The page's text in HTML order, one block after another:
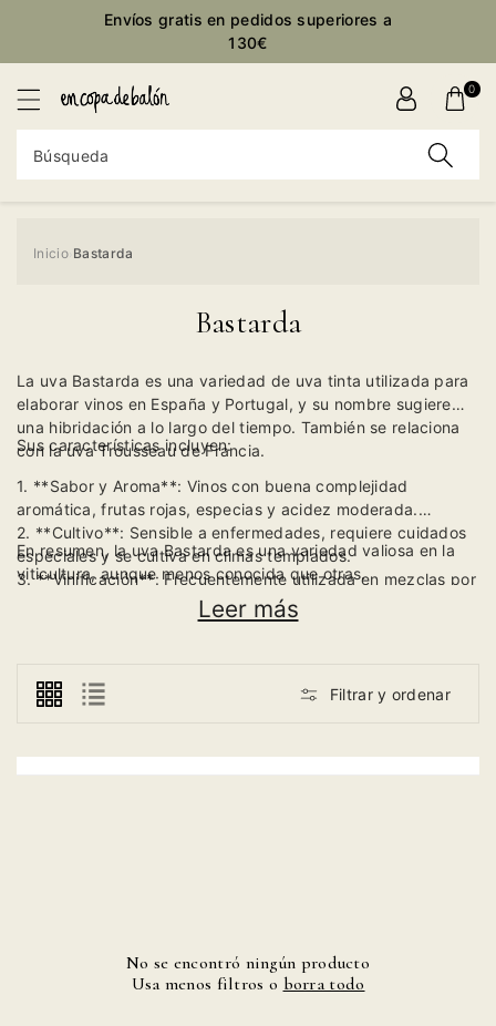
Envíos gratis en pedidos superiores a
130€
Búsqueda
0
Inicio› Bastarda
Bastarda
La uva Bastarda es una variedad de uva tinta utilizada para
elaborar vinos en España y Portugal, y su nombre sugiere
una hibridación a lo largo del tiempo. También se relaciona
con la uva Trousseau de Francia.
Sus características incluyen:
1. **Sabor y Aroma**: Vinos con buena complejidad
aromática, frutas rojas, especias y acidez moderada.
2. **Cultivo**: Sensible a enfermedades, requiere cuidados
especiales y se cultiva en climas templados.
3. **Vinificación**: Frecuentemente utilizada en mezclas por
su estructura y carácter, aunque también se producen vinos
En resumen, la uva Bastarda es una variedad valiosa en la
viticultura, aunque menos conocida que otras.
Leer más
Filtrar y ordenar
No se encontró ningún producto
Usa menos filtros o borra todo